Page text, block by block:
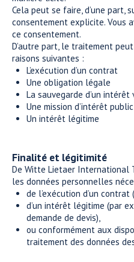
Cela peut se faire, d’une part,
consentement explicite. Vous
ce consentement.
D’autre part, le traitement
raisons suivantes :
L’exécution d’un contrat
Une obligation légale
La sauvegarde d’un intérêt
Une mission d’intérêt public
Un intérêt légitime
Finalité et légitimité
De Witte Lietaer International
les données personnelles
de l’exécution d’un
d’un intérêt légitime (par
demande de devis),
ou conformément aux
traitement des données